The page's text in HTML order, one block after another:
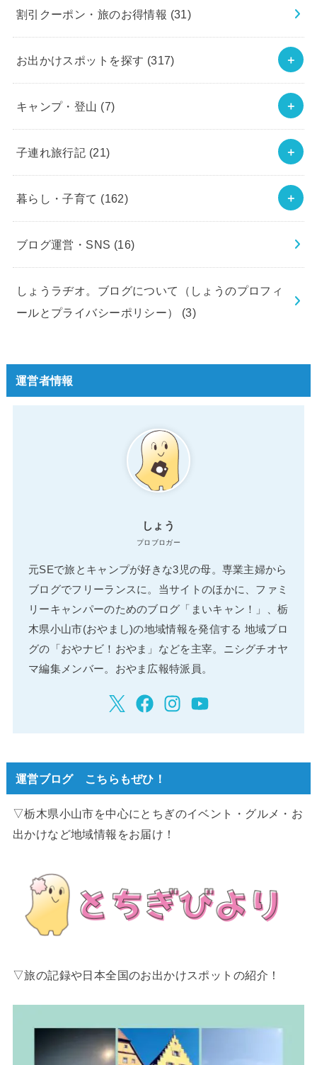
割引クーポン・旅のお得情報 (31)
お出かけスポットを探す (317)
キャンプ・登山 (7)
子連れ旅行記 (21)
暮らし・子育て (162)
ブログ運営・SNS (16)
しょうラヂオ。ブログについて（しょうのプロフィ
ールとプライバシーポリシー） (3)
運営者情報
しょう
プロブロガー
元SEで旅とキャンプが好きな3児の母。専業主婦から
ブログでフリーランスに。当サイトのほかに、ファミ
リーキャンパーのためのブログ「まいキャン！」、栃
木県小山市(おやまし)の地域情報を発信する 地域ブロ
グの「おやナビ！おやま」などを主宰。ニシグチオヤ
マ編集メンバー。おやま広報特派員。
運営ブログ こちらもぜひ！
▽栃木県小山市を中心にとちぎのイベント・グルメ・お
出かけなど地域情報をお届け！
▽旅の記録や日本全国のお出かけスポットの紹介！